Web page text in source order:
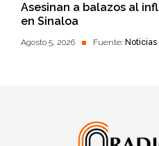
Asesinan a balazos al
en Sinaloa
Agosto 5, 2026 Fuente: